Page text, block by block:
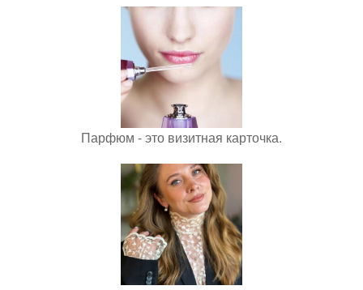
Парфюм - это визитная карточка.